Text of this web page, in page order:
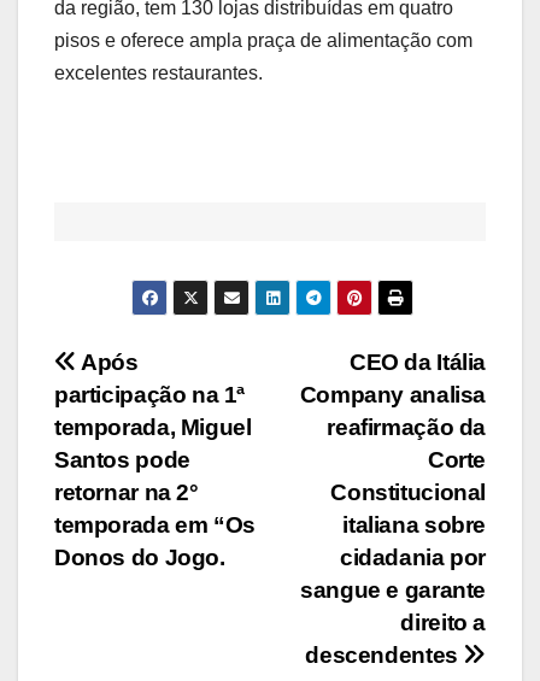
da região, tem 130 lojas distribuídas em quatro
pisos e oferece ampla praça de alimentação com
excelentes restaurantes.
Navegação
de
Post
CEO da Itália
Company analisa
reafirmação da
Corte
Constitucional
italiana sobre
cidadania por
sangue e garante
direito a
descendentes
Após
participação na 1ª
temporada, Miguel
Santos pode
retornar na 2°
temporada em “Os
Donos do Jogo.